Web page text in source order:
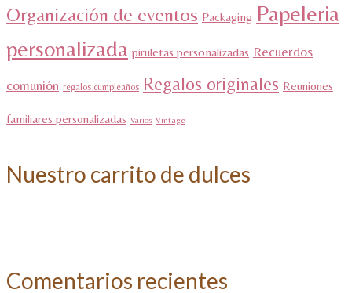
Organización de eventos Packaging Papeleria
personalizada piruletas personalizadas Recuerdos
comunión regalos cumpleaños Regalos originales Reuniones
familiares personalizadas Varios Vintage
Nuestro carrito de dulces
Comentarios recientes